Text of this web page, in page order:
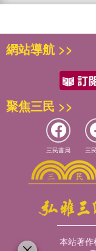
網站導航 >>
聚焦三民 >>
三民書局 三
本站著作